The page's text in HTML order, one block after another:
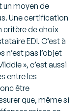
un moyen de
Une certification
critère de choix
EDI. C’est à
n’est pas l’objet
», c’est aussi
entre les
être
que, même si